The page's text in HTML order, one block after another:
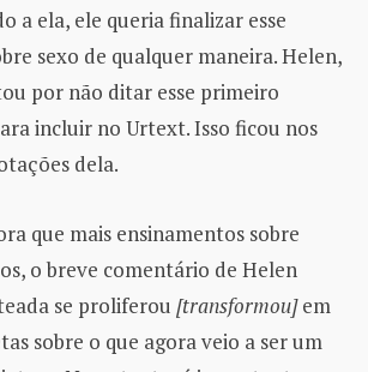
a ela, ele queria finalizar esse
sexo de qualquer maneira. Helen,
por não ditar esse primeiro
incluir no Urtext. Isso ficou nos
dela.
que mais ensinamentos sobre
o breve comentário de Helen
se proliferou [transformou]em
sobre o que agora veio a ser um